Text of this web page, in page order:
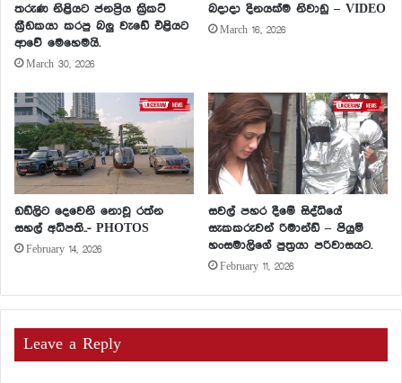
තරුණ නිළියට ජනප්‍රිය ක්‍රිකට්
ක්‍රීඩකයා කරපු බලු වැඩේ එළියට
ආවේ මෙහෙමයි.
March 30, 2026
බදාදා දිනයක්ම නිවාඩු – VIDEO
March 16, 2026
ඩඩ්ලිට දෙවෙනි නොවූ රත්න
සහල් අධිපති..- PHOTOS
February 14, 2026
සවල් පහර දීමේ සිද්ධියේ
සැකකරුවන් රිමාන්ඩ් – පියුමි
හංසමාලිගේ පුත්‍රයා පරිවාසයට.
February 11, 2026
Leave a Reply